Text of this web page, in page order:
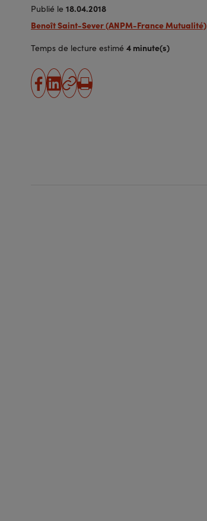
Publié le 18.04.2018
Benoît Saint-Sever (ANPM-France Mutualité)
Temps de lecture estimé 4 minute(s)
partager
partager
Copier
Imprimer